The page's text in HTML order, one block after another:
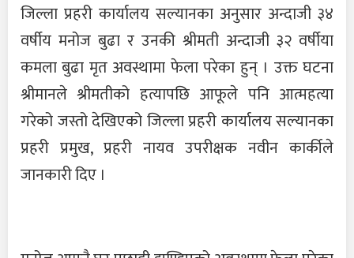
जिल्ला प्रहरी कार्यालय सल्यानका अनुसार अन्दाजी ३४
वर्षीय मनोज बुढा र उनकी श्रीमती अन्दाजी ३२ वर्षीया
कमला बुढा मृत अवस्थामा फेला परेका हुन् । उक्त घटना
श्रीमानले श्रीमतीको हत्यापछि आफूले पनि आत्महत्या
गरेको जस्तो देखिएको जिल्ला प्रहरी कार्यालय सल्यानका
प्रहरी प्रमुख, प्रहरी नायव उपरीक्षक नवीन कार्कीले
जानकारी दिए ।